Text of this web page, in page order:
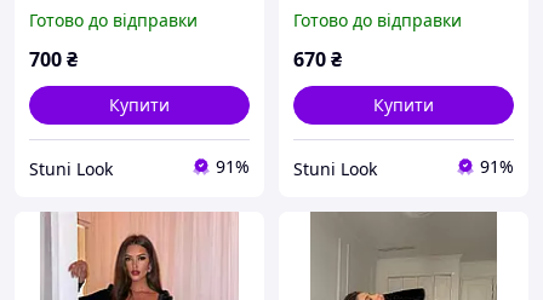
синє, смарагдове)
Готово до відправки
700₴
Купити
Stuni Look 91%
(чорне, синє, бордове,
смарагдове)
Готово до відправки
670₴
Купити
Stuni Look 91%